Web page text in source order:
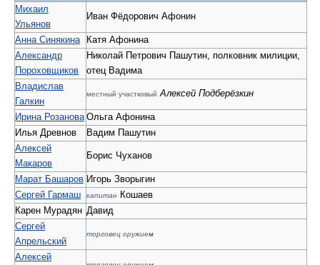
Михаил
Ульянов
Иван Фёдорович Афонин
Анна Синякина
Катя Афонина
Александр
Пороховщиков
Николай Петрович Пашутин, полковник милиции,
отец Вадима
Владислав
Галкин
местный участковый Алексей Подберёзкин
Ирина Розанова Ольга Афонина
Илья Древнов
Вадим Пашутин
Алексей
Макаров
Борис Чуханов
Марат Башаров Игорь Зворыгин
Сергей Гармаш
капитан Кошаев
Карен Мурадян Давид
Сергей
Апрельский
торговец оружием
Алексей